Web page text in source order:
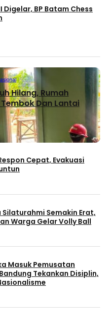
Digelar, BP Batam Chess
Hilang, Rumah
Dan Lantai
Cepat, Evakuasi
Semakin Erat,
Warga Gelar Volly Ball
Masuk Pemusatan
Tekankan Disiplin,